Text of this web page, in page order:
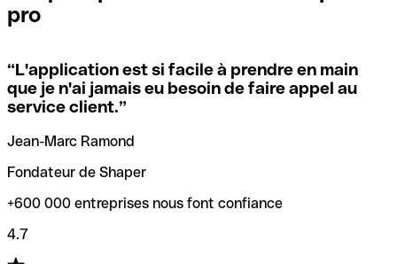
locales.
Si vous n'êtes pas sûr du code SWIFT que vous devriez
utiliser, nous avons développé un outil de recherche de
codes SWIFT par nom de banque.
vérification/recherche de codes SWIFT. Ainsi, vous pouvez
trouver et vérifier vos codes SWIFT avant de réaliser vos
transferts d’argent.
pro
“L'application est si facile à prendre en main
que je n'ai jamais eu besoin de faire appel au
service client.”
Jean-Marc Ramond
Fondateur de Shaper
+600 000 entreprises nous font confiance
4.7